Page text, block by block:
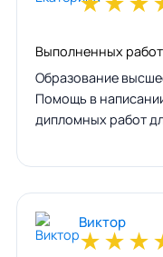
Выполненных
Образование
Помощь в
дипломных работ
Виктор
★★★